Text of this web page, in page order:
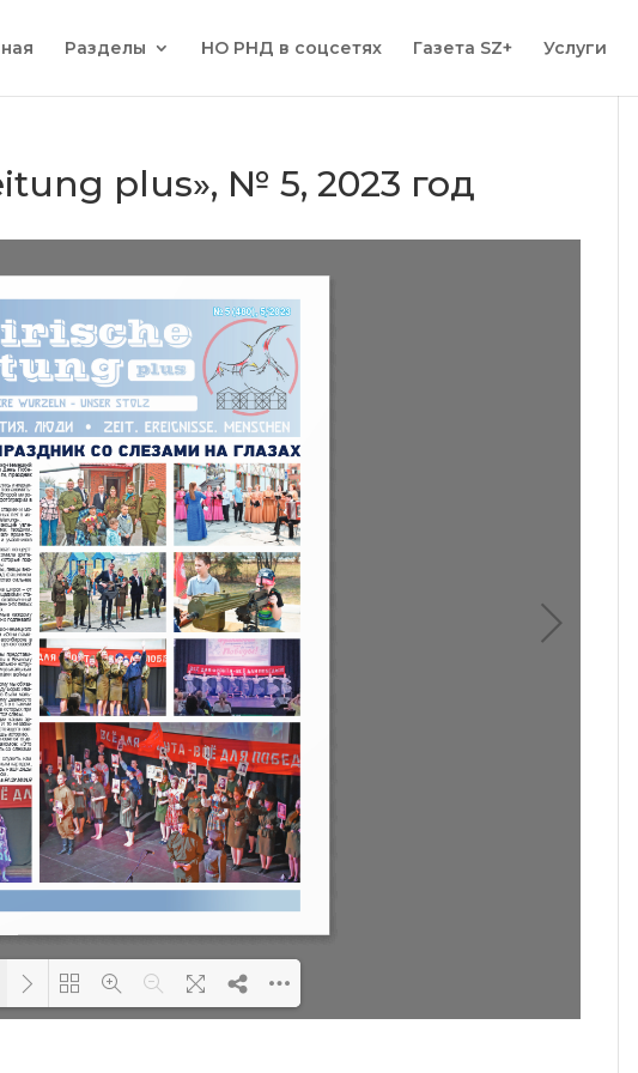
Разделы НО РНД в соцсетях Газета SZ+ Услуги
plus», № 5, 2023 год